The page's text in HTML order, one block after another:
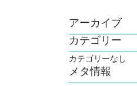
アーカイブ
カテゴリー
カテゴリーなし
メタ情報